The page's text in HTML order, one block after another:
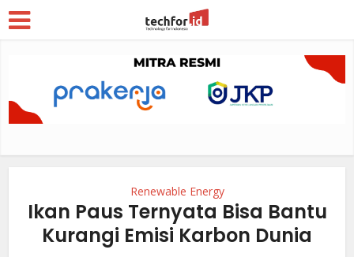
Renewable Energy
Ikan Paus Ternyata Bisa Bantu
Kurangi Emisi Karbon Dunia